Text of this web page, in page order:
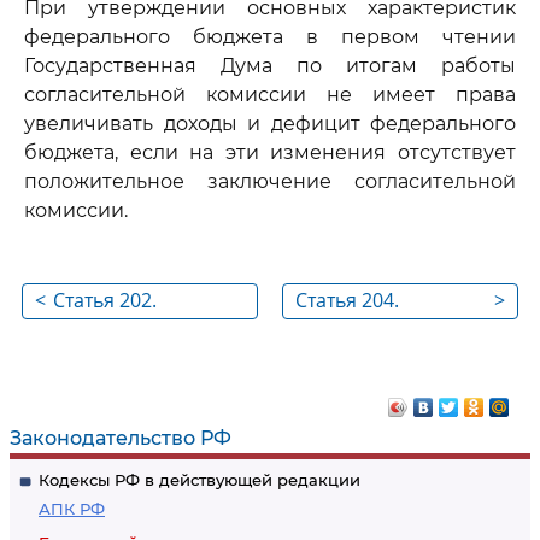
Законодательство РФ
Кодексы РФ в действующей редакции
АПК РФ
При утверждении основных характеристик
федерального бюджета в первом чтении
Государственная Дума по итогам работы
согласительной комиссии не имеет права
увеличивать доходы и дефицит федерального
бюджета, если на эти изменения отсутствует
положительное заключение согласительной
комиссии.
< Статья 202.
закона о
федеральном
бюджете на
>
Статья 204.
федерального
федеральном
бюджете на